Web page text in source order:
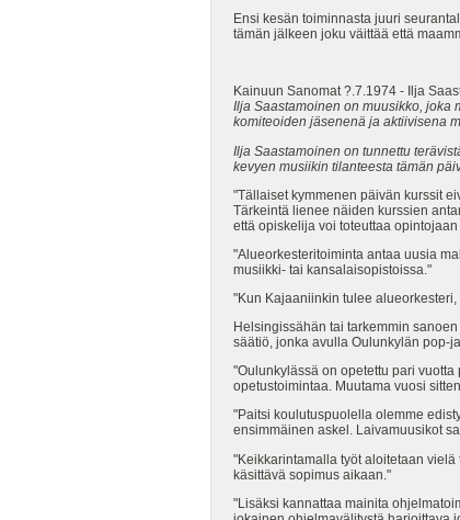
Ensi kesän toiminnasta juuri
tämän jälkeen joku väittää että
Kainuun Sanomat ?.7.1974 - Ilja
Ilja Saastamoinen on muusikko, joka
komiteoiden jäsenenä ja aktiivisena
Ilja Saastamoinen on tunnettu
kevyen musiikin tilanteesta tämän
"Tällaiset kymmenen päivän kurssit
Tärkeintä lienee näiden kurssien
että opiskelija voi toteuttaa
"Alueorkesteritoiminta antaa uusia
musiikki- tai kansalaisopistoissa."
"Kun Kajaaniinkin tulee
Helsingissähän tai tarkemmin
säätiö, jonka avulla Oulunkylän pop-
"Oulunkylässä on opetettu pari
opetustoimintaa. Muutama vuosi
"Paitsi koulutuspuolella olemme
ensimmäinen askel. Laivamuusikot
"Keikkarintamalla työt aloitetaan
käsittävä sopimus aikaan."
"Lisäksi kannattaa mainita